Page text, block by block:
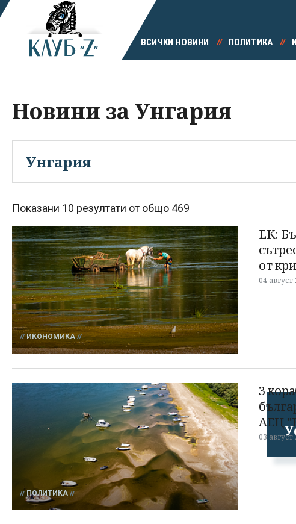
ВСИЧКИ НОВИНИ ПОЛИТИКА
Новини за Унгария
Показани 10 резултати от общо 469
ИКОНОМИКА
ЕК:
от
04 август
ПОЛИТИКА
3
АЕЦ
03 август